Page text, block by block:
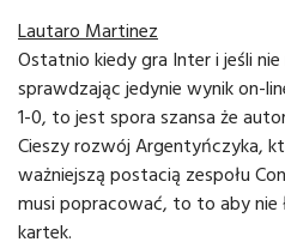
Lautaro Martinez
Ostatnio kiedy gra Inter i jeśli
sprawdzając jedynie wynik on-
1-0, to jest spora szansa że
Cieszy rozwój Argentyńczyka,
ważniejszą postacią zespołu
musi popracować, to to aby nie
kartek.